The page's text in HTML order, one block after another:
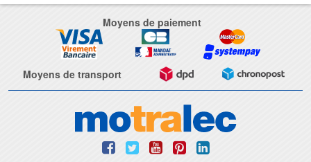
Moyens de paiement
Moyens de transport